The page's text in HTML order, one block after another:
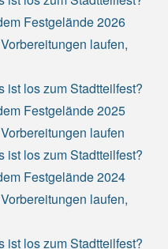
Festgelände 2026
laufen,
ist los zum Stadtteilfest?
Festgelände 2025
laufen
ist los zum Stadtteilfest?
Festgelände 2024
laufen,
ist los zum Stadtteilfest?